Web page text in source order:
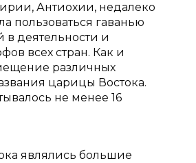
Антиохии, недалеко
пользоваться гаванью
деятельности и
всех стран. Как и
различных
царицы Востока.
не менее 16
являлись большие